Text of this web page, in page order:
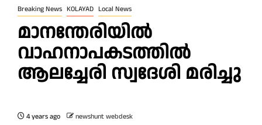
Breaking News KOLAYAD Local News
മാനന്തേരിയിൽ
വാഹനാപകടത്തിൽ
ആലച്ചേരി സ്വദേശി മരിച്ചു
4 years ago newshunt webdesk